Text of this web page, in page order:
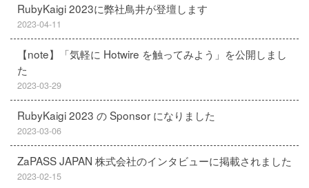
RubyKaigi 2023に弊社鳥井が登壇します
2023-04-11
【note】「気軽に Hotwire を触ってみよう」を公開しまし
た
2023-03-29
RubyKaigi 2023 の Sponsor になりました
2023-03-06
ZaPASS JAPAN 株式会社のインタビューに掲載されました
2023-02-15